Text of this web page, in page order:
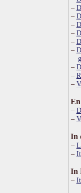
In
In